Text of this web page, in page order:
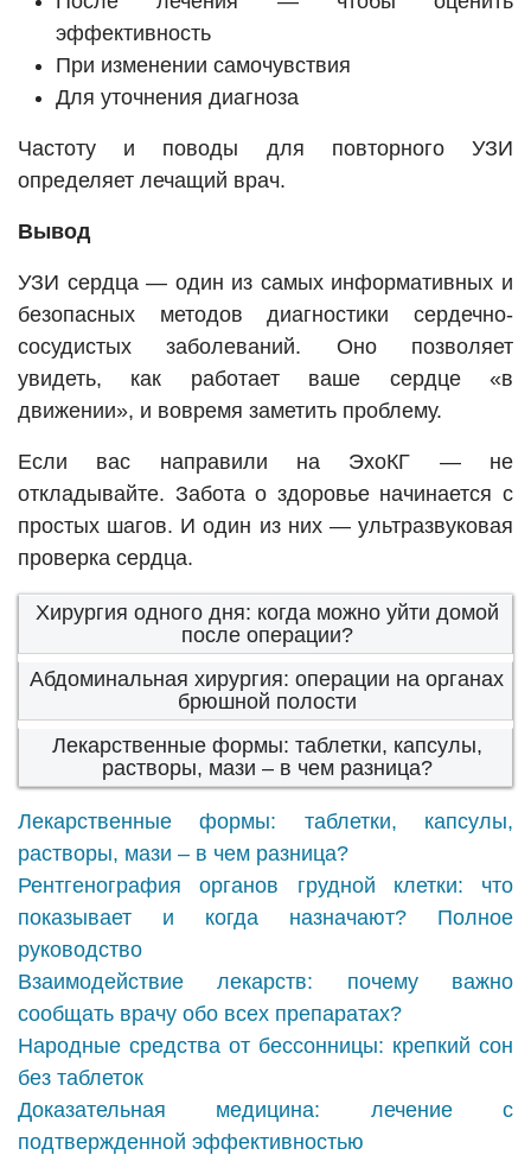
эффективность
При изменении самочувствия
Для уточнения диагноза
Частоту и поводы для повторного УЗИ
определяет лечащий врач.
Вывод
УЗИ сердца — один из самых информативных и
безопасных методов диагностики сердечно-
сосудистых заболеваний. Оно позволяет
увидеть, как работает ваше сердце «в
движении», и вовремя заметить проблему.
Если вас направили на ЭхоКГ — не
откладывайте. Забота о здоровье начинается с
простых шагов. И один из них — ультразвуковая
проверка сердца.
Хирургия одного дня: когда можно уйти домой
после операции?
Абдоминальная хирургия: операции на органах
брюшной полости
Лекарственные формы: таблетки, капсулы,
растворы, мази – в чем разница?
Лекарственные формы: таблетки, капсулы,
растворы, мази – в чем разница?
Рентгенография органов грудной клетки: что
показывает и когда назначают? Полное
руководство
Взаимодействие лекарств: почему важно
сообщать врачу обо всех препаратах?
Народные средства от бессонницы: крепкий сон
без таблеток
Доказательная медицина: лечение с
подтвержденной эффективностью